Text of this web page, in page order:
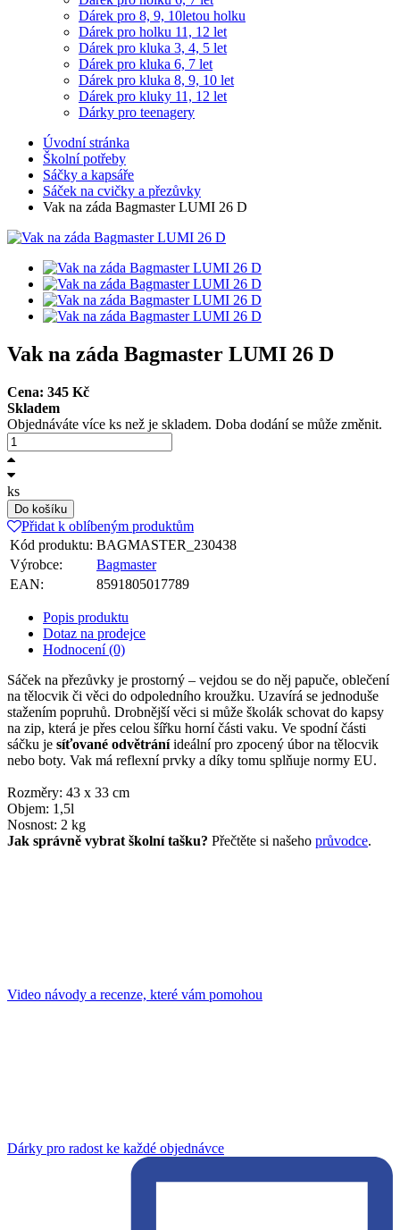
Dárek pro 8, 9, 10letou holku
Dárek pro holku 11, 12 let
Dárek pro kluka 3, 4, 5 let
Dárek pro kluka 6, 7 let
Dárek pro kluka 8, 9, 10 let
Dárek pro kluky 11, 12 let
Dárky pro teenagery
Úvodní stránka
Školní potřeby
Sáčky a kapsáře
Sáček na cvičky a přezůvky
Vak na záda Bagmaster LUMI 26 D
Vak na záda Bagmaster LUMI 26 D
Cena: 345 Kč
Skladem
Objednáváte více ks než je skladem. Doba dodání se může změnit.
ks
Do košíku
Přidat k oblíbeným produktům
Kód produktu: BAGMASTER_230438
Výrobce:
Bagmaster
EAN:
8591805017789
Popis produktu
Dotaz na prodejce
Hodnocení (0)
Sáček na přezůvky je prostorný – vejdou se do něj papuče, oblečení
na tělocvik či věci do odpoledního kroužku. Uzavírá se jednoduše
stažením popruhů. Drobnější věci si může školák schovat do kapsy
na zip, která je přes celou šířku horní části vaku. Ve spodní části
sáčku je síťované odvětráníideální pro zpocený úbor na tělocvik
nebo boty. Vak má reflexní prvky a díky tomu splňuje normy EU.
Rozměry: 43 x 33 cm
Objem: 1,5l
Nosnost: 2 kg
Jak správně vybrat školní tašku? Přečtěte si našeho průvodce.
Video návody a recenze, které vám pomohou
Dárky pro radost ke každé objednávce